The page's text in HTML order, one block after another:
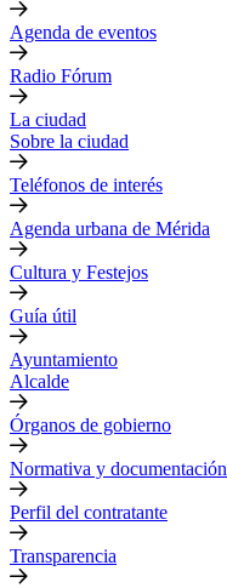
Agenda de eventos
Radio Fórum
La ciudad
Sobre la ciudad
Teléfonos de interés
Agenda urbana de Mérida
Cultura y Festejos
Guía útil
Ayuntamiento
Alcalde
Órganos de gobierno
Normativa y documentación
Perfil del contratante
Transparencia